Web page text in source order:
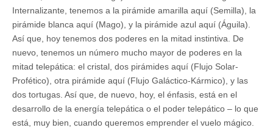
Internalizante, tenemos a la pirámide amarilla aquí (Semilla), la
pirámide blanca aquí (Mago), y la pirámide azul aquí (Águila).
Así que, hoy tenemos dos poderes en la mitad instintiva. De
nuevo, tenemos un número mucho mayor de poderes en la
mitad telepática: el cristal, dos pirámides aquí (Flujo Solar-
Profético), otra pirámide aquí (Flujo Galáctico-Kármico), y las
dos tortugas. Así que, de nuevo, hoy, el énfasis, está en el
desarrollo de la energía telepática o el poder telepático – lo que
está, muy bien, cuando queremos emprender el vuelo mágico.